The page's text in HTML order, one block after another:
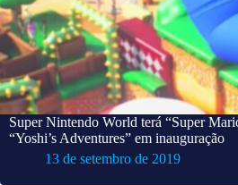
Super Nintendo World terá “Super
“Yoshi’s Adventures” em inauguração
13 de setembro de 2019